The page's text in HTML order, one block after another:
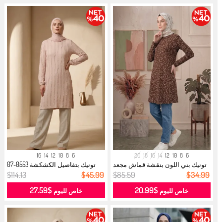
6
8
10
12
14
16
18
20
تونيك بني اللون بنقشة قماش مجعد
050...
$85.59 $34.99
خاص لليوم $20.99
6
8
10
12
14
16
تونيك بتفاصيل الكشكشة 0553-07
بيج...
$114.13 $45.99
خاص لليوم$27.59